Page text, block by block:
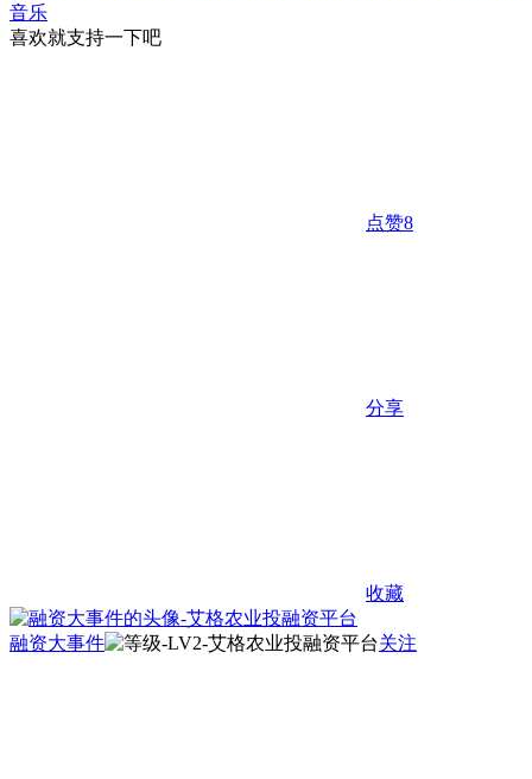
音乐
喜欢就支持一下吧
点赞8
分享
收藏
融资大事件 关注